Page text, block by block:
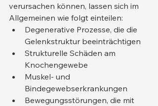
verursachen können, lassen sich im
Allgemeinen wie folgt einteilen:
Degenerative Prozesse, die die
Gelenkstruktur beeinträchtigen
Strukturelle Schäden am
Knochengewebe
Muskel- und
Bindegewebserkrankungen
Bewegungsstörungen, die mit